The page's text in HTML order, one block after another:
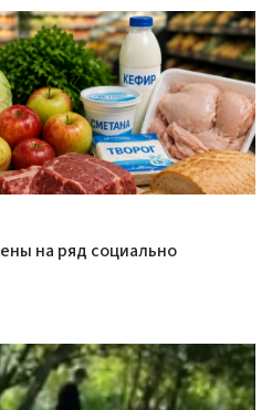
на ряд социально